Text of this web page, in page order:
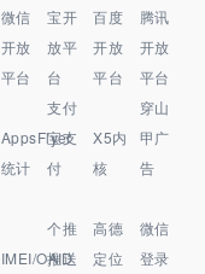
微信
开放
平台
宝开
放平
台
百度
开放
平台
腾讯
开放
平台
AppsFlyer
统计
支付
宝支
付
X5内
核
穿山
甲广
告
IMEI/OAID
个推
推送
高德
定位
微信
登录